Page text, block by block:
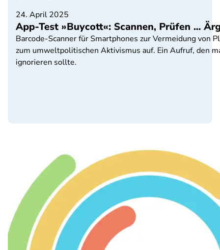
24. April 2025
App-Test »Buycott«: Scannen, Prüfen ...
Barcode-Scanner für Smartphones zur Vermeidung von
zum umweltpolitischen Aktivismus auf. Ein Aufruf, den
ignorieren sollte.